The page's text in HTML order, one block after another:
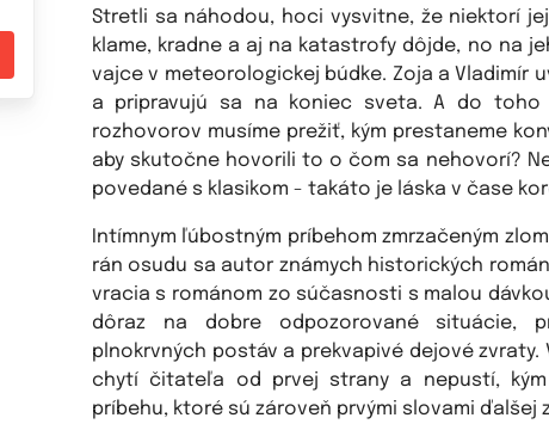
Stretli sa náhodou, hoci vysvitne, že niektorí
klame, kradne a aj na katastrofy dôjde, no na
vajce v meteorologickej búdke. Zoja a Vladimír
a pripravujú sa na koniec sveta. A do toho
rozhovorov musíme prežiť, kým prestaneme
aby skutočne hovorili to o čom sa nehovorí?
povedané s klasikom - takáto je láska v čase
Intímnym ľúbostným príbehom zmrzačeným
rán osudu sa autor známych historických
vracia s románom zo súčasnosti s malou
dôraz na dobre odpozorované situácie,
plnokrvných postáv a prekvapivé dejové zvraty.
chytí čitateľa od prvej strany a nepustí, kým
príbehu, ktoré sú zároveň prvými slovami ďalšej